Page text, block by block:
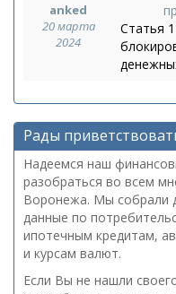
anked
20 марта
2024
Статья
Рады
Надеемся наш
разобраться во всем
Воронежа. Мы собрали
данные по
ипотечным кредитам,
и курсам валют.
Если Вы не нашли